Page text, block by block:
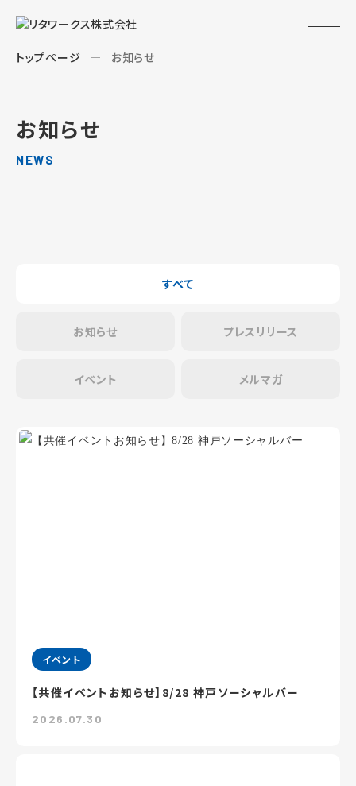
トップページ お知らせ
お知らせ
NEWS
すべて
お知らせ プレスリリース
イベント メルマガ
イベント
【共催イベントお知らせ】8/28 神戸ソーシャルバー
2026.07.30